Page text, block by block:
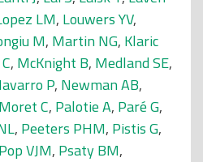
LM, Louwers YV,
M, Martin NG, Klaric
, McKnight B, Medland SE,
P, Newman AB,
C, Palotie A, Paré G,
, Peeters PHM, Pistis G,
Pop VJM, Psaty BM,